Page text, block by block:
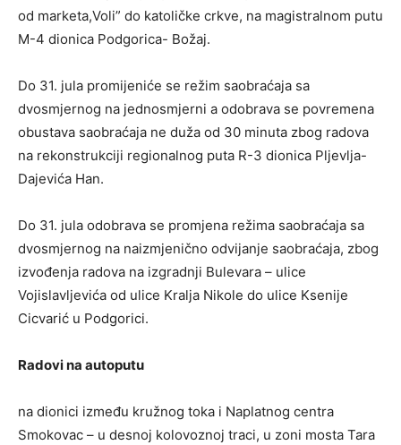
od marketa,Voli” do katoličke crkve, na magistralnom putu
M-4 dionica Podgorica- Božaj.
Do 31. jula promijeniće se režim saobraćaja sa
dvosmjernog na jednosmjerni a odobrava se povremena
obustava saobraćaja ne duža od 30 minuta zbog radova
na rekonstrukciji regionalnog puta R-3 dionica Pljevlja-
Dajevića Han.
Do 31. jula odobrava se promjena režima saobraćaja sa
dvosmjernog na naizmjenično odvijanje saobraćaja, zbog
izvođenja radova na izgradnji Bulevara – ulice
Vojislavljevića od ulice Kralja Nikole do ulice Ksenije
Cicvarić u Podgorici.
Radovi na autoputu
na dionici između kružnog toka i Naplatnog centra
Smokovac – u desnoj kolovoznoj traci, u zoni mosta Tara